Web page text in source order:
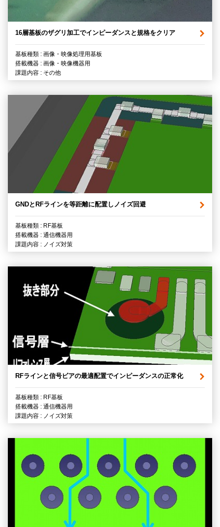
16層基板のザグリ加工でインピーダンスと規格をクリア
基板種類 : 画像・映像処理用基板
搭載機器 : 画像・映像機器用
課題内容 : その他
GNDとRFラインを等距離に配置しノイズ回避
基板種類 : RF基板
搭載機器 : 通信機器用
課題内容 : ノイズ対策
RFラインと信号ビアの最適配置でインピーダンスの正常化
基板種類 : RF基板
搭載機器 : 通信機器用
課題内容 : ノイズ対策